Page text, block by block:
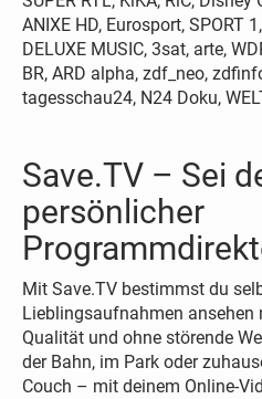
ANIXE HD, Eurosport, SPORT
DELUXE MUSIC, 3sat, arte,
BR, ARD alpha, zdf_neo,
tagesschau24, N24 Doku,
Save.TV – Sei
persönlicher
Mit Save.TV bestimmst du
Lieblingsaufnahmen ansehen
Qualität und ohne störende
der Bahn, im Park oder
Couch – mit deinem Online-